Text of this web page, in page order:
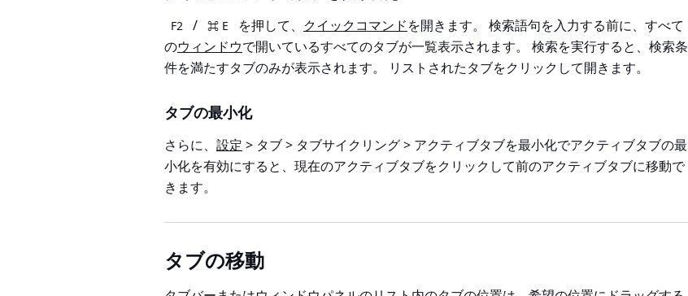
F2 / ⌘ E を押して、 クイックコマンドを開きます。 検索語句を入力する前に、すべて
のウィンドウで開いているすべてのタブが一覧表示されます。 検索を実行すると、検索条
件を満たすタブのみが表示されます。 リストされたタブをクリックして開きます。
タブの最小化
さらに、 設定 > タブ > タブサイクリング > アクティブタブを最小化でアクティブタブの最
小化を有効にすると、現在のアクティブタブをクリックして前のアクティブタブに移動で
きます。
タブの移動